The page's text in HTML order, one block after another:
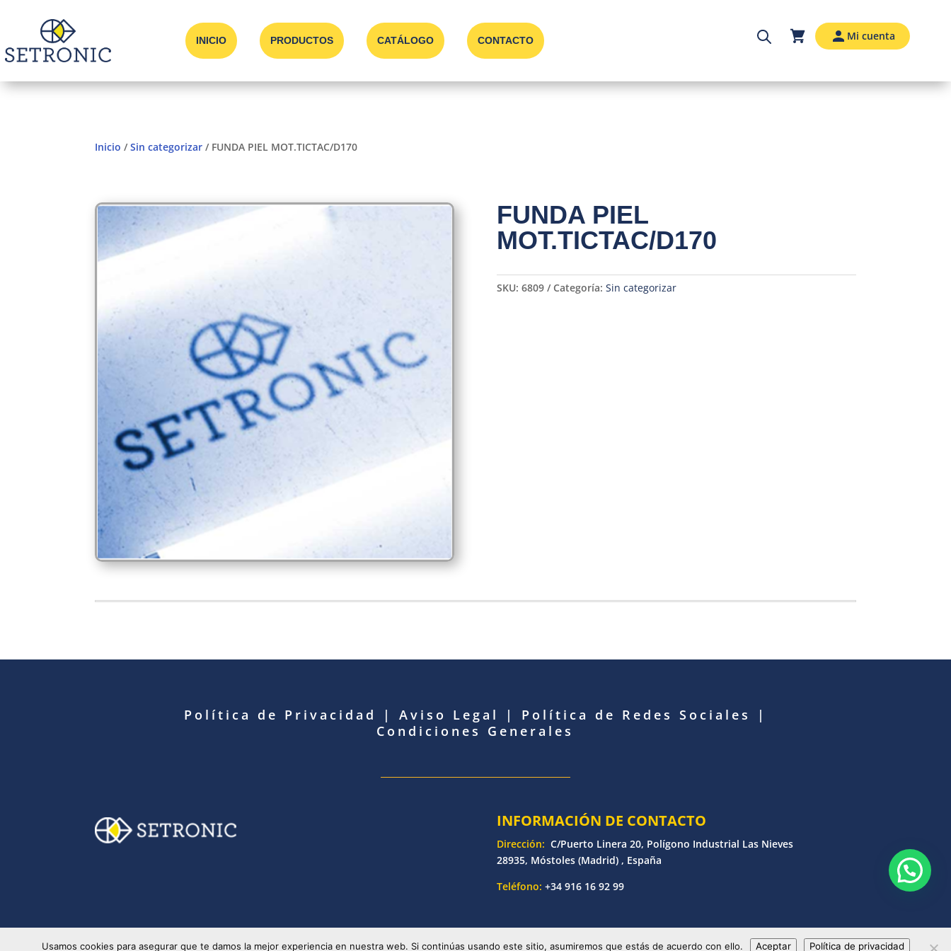
INICIO PRODUCTOS CATÁLOGO CONTACTO Mi cuenta
Inicio /Sin categorizar / FUNDA PIEL MOT.TICTAC/D170
FUNDA PIEL
MOT.TICTAC/D170
SKU: 6809 Categoría: Sin categorizar
Política de Privacidad | Aviso Legal | Política de Redes Sociales
|
Condiciones Generales
INFORMACIÓN DE CONTACTO
Dirección: C/Puerto Linera 20, Polígono Industrial Las Nieves
28935, Móstoles (Madrid) , España
Teléfono: +34 916 16 92 99
© Copyright 2025 Setronic | Desarrollado por Bankoi Software Factory | Todos los derechos reservados
Usamos cookies para asegurar que te damos la mejor experiencia en nuestra web. Si continúas usando este sitio, asumiremos que estás de acuerdo con ello. Aceptar Política de privacidad